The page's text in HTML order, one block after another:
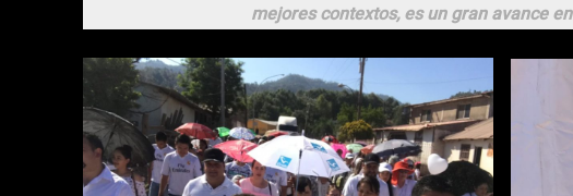
mejores contextos, es un gran avance